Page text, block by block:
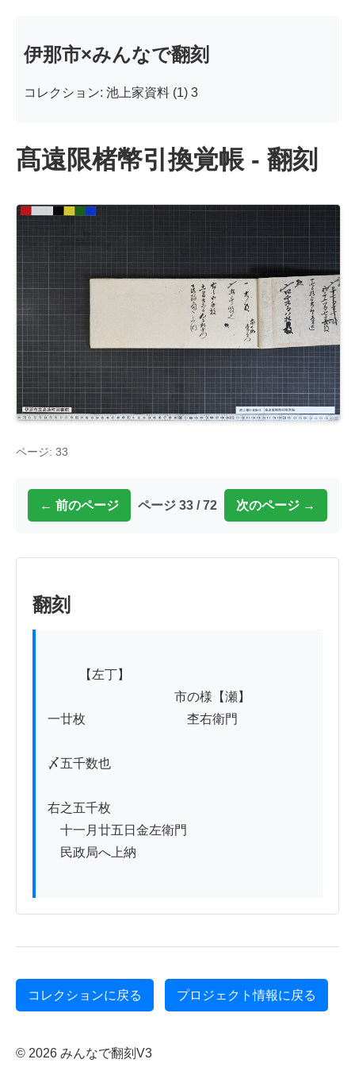
伊那市×みんなで翻刻
コレクション: 池上家資料 (1) 3
髙遠限楮幣引換覚帳 - 翻刻
ページ: 33
← 前のページ ページ 33 / 72 次のページ →
翻刻
市の様【瀬】
一廿枚　　　　　　　　杢右衛門
〆五千数也
右之五千枚
十一月廿五日金左衛門
民政局へ上納
コレクションに戻る プロジェクト情報に戻る
© 2026 みんなで翻刻V3